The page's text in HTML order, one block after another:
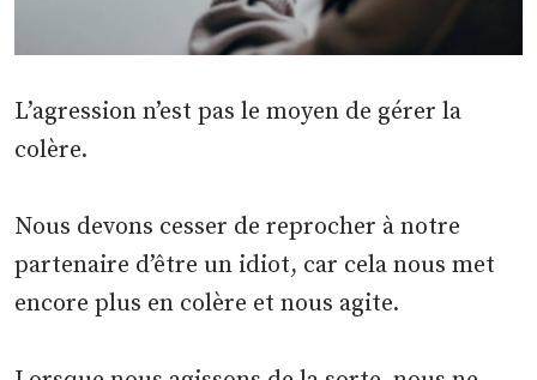
L’agression n’est pas le moyen de gérer la
colère.
Nous devons cesser de reprocher à notre
partenaire d’être un idiot, car cela nous met
encore plus en colère et nous agite.